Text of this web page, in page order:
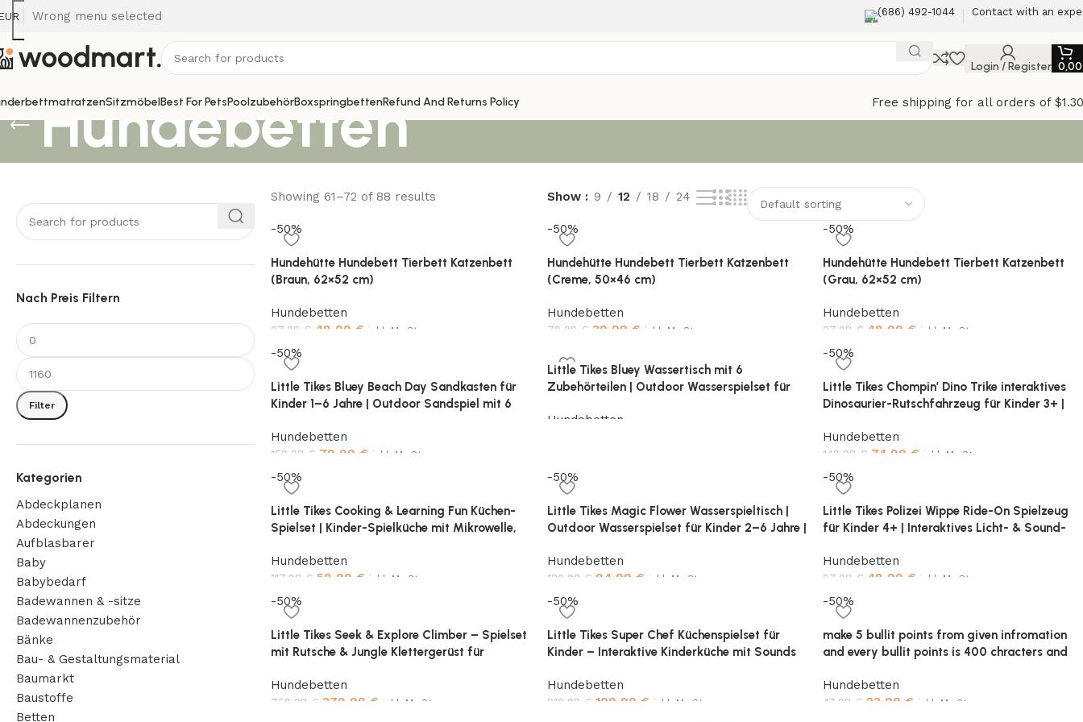
Wrong menu selected (686) 492-1044 Contact with an
Login / Register
SitzmöbelBest For PetsPoolzubehörBoxspringbettenRefund And Returns Policy Free shipping for all orders of
Hundebetten
Nach Preis Filtern
Filter
Kategorien
Abdeckplanen
Abdeckungen
Aufblasbarer
Baby
Babybedarf
Badewannen & -sitze
Badewannenzubehör
Bänke
Bau- & Gestaltungsmaterial
Baumarkt
Baustoffe
Betten
Showing 61–72 of 88 results Show 9 12 18 24
-50%
Hundehütte Hundebett Tierbett Katzenbett
(Braun, 62×52 cm)
Hundebetten
97,98 € 48,99 € inkl. MwSt.
Add to cart
-50%
Hundehütte Hundebett Tierbett Katzenbett
(Creme, 50×46 cm)
Hundebetten
79,98 € 39,99 € inkl. MwSt.
-50%
Hundehütte Hundebett Tierbett Katzenbett
(Grau, 62×52 cm)
Hundebetten
97,98 € 48,99€ inkl. MwSt.
Add to cart
-50%
Little Tikes Bluey Beach Day Sandkasten für
Kinder 1–6 Jahre | Outdoor Sandspiel mit 6
Aktives Spielen mit Bluey
Hundebetten
159,98 € 79,99 € inkl. MwSt.
Add to cart
Little Tikes Bluey Wassertisch mit 6
Zubehörteilen | Outdoor Wasserspielset für
Schwimmfiguren & sensorisches Spiel
Hundebetten
-50%
Little Tikes Chompin’ Dino Trike interaktives
Dinosaurier-Rutschfahrzeug für Kinder 3+ |
robustes Trettrike
Hundebetten
149,98 € 74,99€ inkl. MwSt.
Add to cart
-50%
Little Tikes Cooking & Learning Fun Küchen-
Spielset | Kinder-Spielküche mit Mikrowelle,
Interaktive Soundeffekte
Hundebetten
117,98 € 58,99 € inkl. MwSt.
Add to cart
-50%
Little Tikes Magic Flower Wasserspieltisch |
Outdoor Wasserspielset für Kinder 2–6 Jahre |
sensorisches Gartenspielzeug
Hundebetten
189,98 € 94,99 € inkl. MwSt.
Add to cart
-50%
Little Tikes Polizei Wippe Ride-On Spielzeug
für Kinder 4+ | Interaktives Licht- & Sound-
Motorik
Hundebetten
97,98 € 48,99€ inkl. MwSt.
Add to cart
-50%
Little Tikes Seek & Explore Climber – Spielset
mit Rutsche & Jungle Klettergerüst für
Leiter, Brücke, Festung & mehr – Alter: 2 bis 5
Jahre
Hundebetten
759,98 € 379,99 € inkl. MwSt.
-50%
Little Tikes Super Chef Küchenspielset für
Kinder – Interaktive Kinderküche mit Sounds
kreatives Spielen – ab 3 bis 6 Jahren, in Blau
Hundebetten
219,98 € 109,99 € inkl. MwSt.
-50%
make 5 bullit points from given infromation
and every bullit points is 400 chracters and
Hundebetten
47,98 € 23,99€ inkl. MwSt.